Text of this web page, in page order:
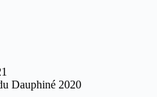
Dauphiné 2020